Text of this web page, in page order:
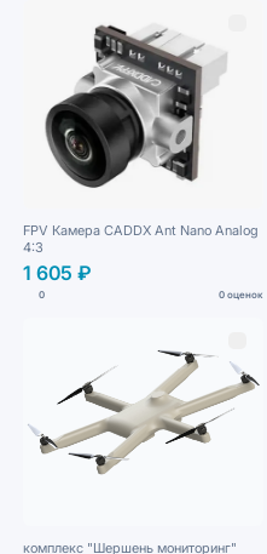
FPV Камера CADDX Ant Nano Analog
4:3
1 605 ₽
0 0 оценок
комплекс "Шершень мониторинг"